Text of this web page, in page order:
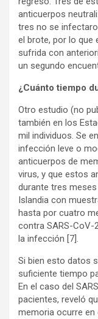
anticuerpos
tres no se
el brote, por lo que
sufrida con
un segundo
¿Cuánto tiempo
Otro estudio (no
también en los
mil individuos. Se
infección leve o
anticuerpos de
virus, y que estos
durante tres meses
Islandia con
hasta por cuatro
contra SARS-CoV-
la infección [7].
Si bien esto datos
suficiente tiempo
En el caso del
pacientes, reveló
memoria ocurre en